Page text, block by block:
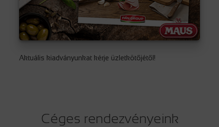
Aktuális kiadványunkat kérje üzletkötőjétől!
Céges rendezvényeink